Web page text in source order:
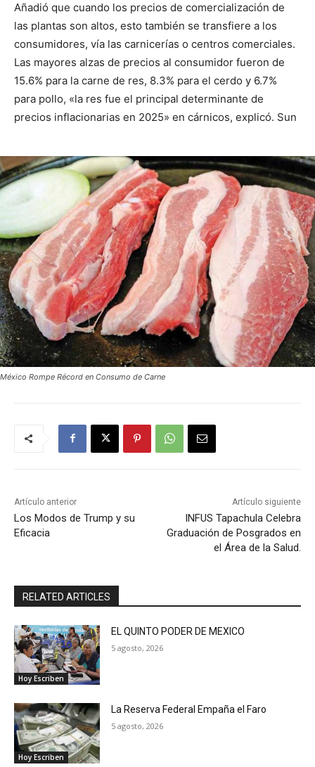
Añadió que cuando los precios de comercialización de
las plantas son altos, esto también se transfiere a los
consumidores, vía las carnicerías o centros comerciales.
Las mayores alzas de precios al consumidor fueron de
15.6% para la carne de res, 8.3% para el cerdo y 6.7%
para pollo, «la res fue el principal determinante de
precios inflacionarias en 2025» en cárnicos, explicó. Sun
México Rompe Récord en Consumo de Carne
Artículo anterior
Los Modos de Trump y su
Eficacia
Artículo siguiente
INFUS Tapachula Celebra
Graduación de Posgrados en
el Área de la Salud.
RELATED ARTICLES
Hoy Escriben
EL QUINTO PODER DE MEXICO
5 agosto, 2026
Hoy Escriben
La Reserva Federal Empaña el Faro
5 agosto, 2026